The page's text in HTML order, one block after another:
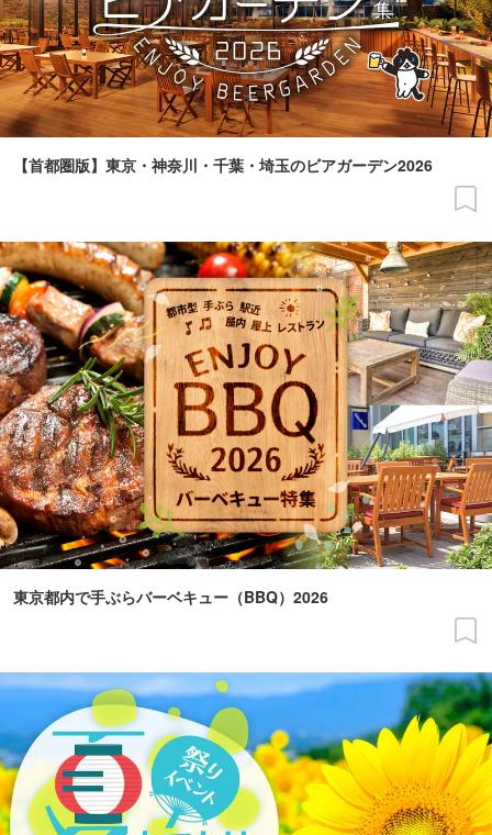
【首都圏版】東京・神奈川・千葉・埼玉のビアガーデン2026
東京都内で手ぶらバーベキュー（BBQ）2026